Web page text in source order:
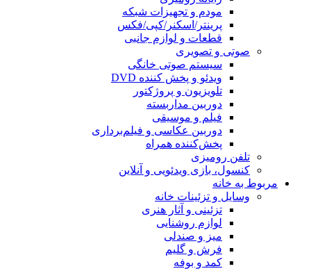
مودم و تجهیزات شبکه
پرینتر/اسکنر/کپی/فکس
قطعات و لوازم جانبی
صوتی و تصویری
سیستم صوتی خانگی
ویدئو و پخش کننده DVD
تلویزیون و پروژکتور
دوربین مداربسته
فیلم و موسیقی
دوربین عکاسی و فیلم‌برداری
پخش‌کننده همراه
تلفن رومیزی
کنسول، بازی‌ ویدئویی و آنلاین
مربوط به خانه
وسایل و تزئینات خانه
تزئینی و آثار هنری
لوازم روشنایی
میز و صندلی
فرش و گلیم
کمد و بوفه